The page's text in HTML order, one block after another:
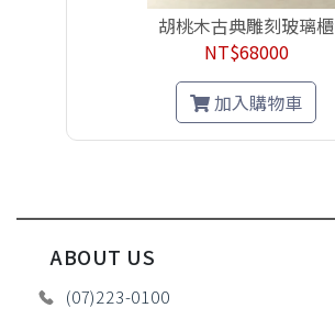
胡桃木古典雕刻玻璃櫃
NT$68000
加入購物車
ABOUT US
(07)223-0100